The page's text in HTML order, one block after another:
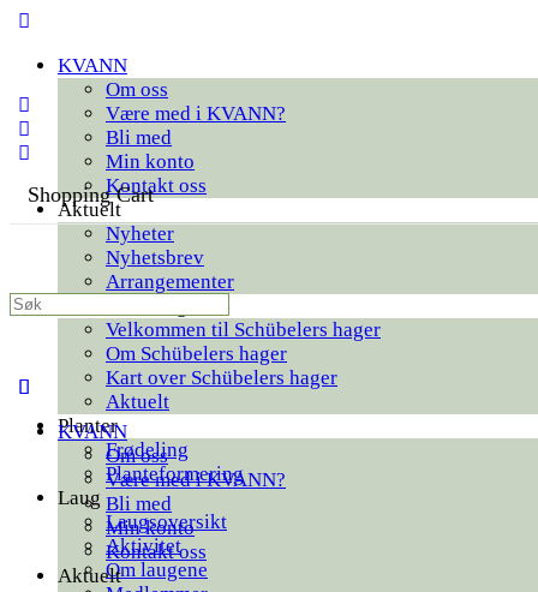
Panel
KVANN
Om oss
Være med i KVANN?
Bli med
Min konto
Kontakt oss
Aktuelt
Nyheter
Nyhetsbrev
Arrangementer
Velkommen til Schübelers hager
Om Schübelers hager
Kart over Schübelers hager
Aktuelt
Planter
Frødeling
Planteformering
Laug
Laugsoversikt
Aktivitet
Om laugene
Shopping Cart
Search
KVANN
Om oss
Være med i KVANN?
Bli med
Min konto
Kontakt oss
Aktuelt